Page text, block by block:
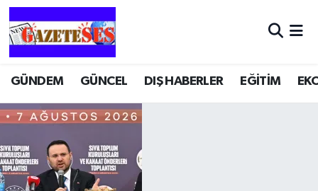
GÜNDEM GÜNCEL DIŞ HABERLER EĞİTİM